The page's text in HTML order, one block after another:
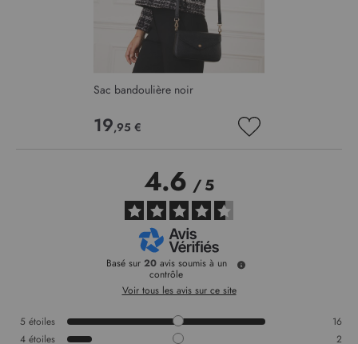
Sac bandoulière noir
19,95 €
4.6/5
Basé sur 20 avis soumis à un
contrôle
Voir tous les avis sur ce site
5 étoiles
16
4 étoiles
2